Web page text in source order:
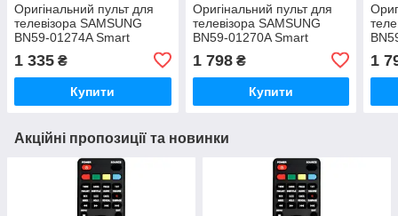
Оригінальний пульт для
телевізора SAMSUNG
BN59-01274A Smart
1 335 ₴
Купити
Оригінальний пульт для
телевізора SAMSUNG
BN59-01270A Smart
1 798₴
Купити
1
Акційні пропозиції та новинки